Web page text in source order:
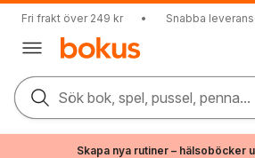
Fri frakt över 249 kr • Snabba
Sök bok, spel, pussel, penna...
Skapa nya rutiner – hälsoböcker